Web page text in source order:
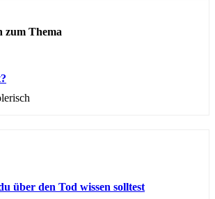
zum Thema
über den Tod wissen solltest